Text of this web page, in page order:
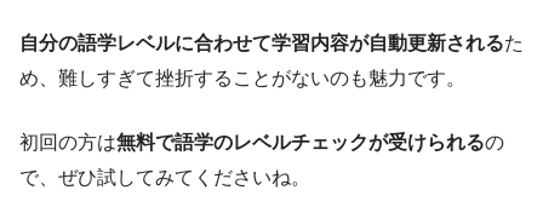
自分の語学レベルに合わせて学習内容が自動更新されるた
め、難しすぎて挫折することがないのも魅力です。
初回の方は無料で語学のレベルチェックが受けられるの
で、ぜひ試してみてくださいね。